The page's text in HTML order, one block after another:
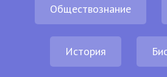
Обществознание
История